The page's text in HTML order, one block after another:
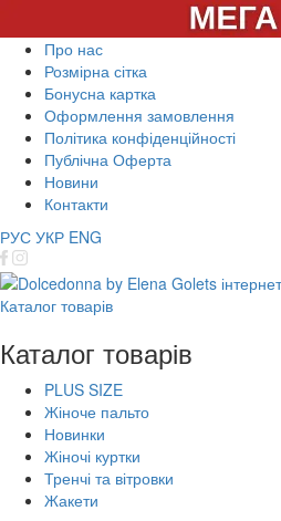
Про нас
Розмірна сітка
Бонусна картка
Оформлення замовлення
Політика конфіденційності
Публічна Оферта
Новини
Контакти
РУС УКР ENG
Каталог товарів
Каталог товарів
PLUS SIZE
Жіноче пальто
Новинки
Жіночі куртки
Тренчі та вітровки
Жакети